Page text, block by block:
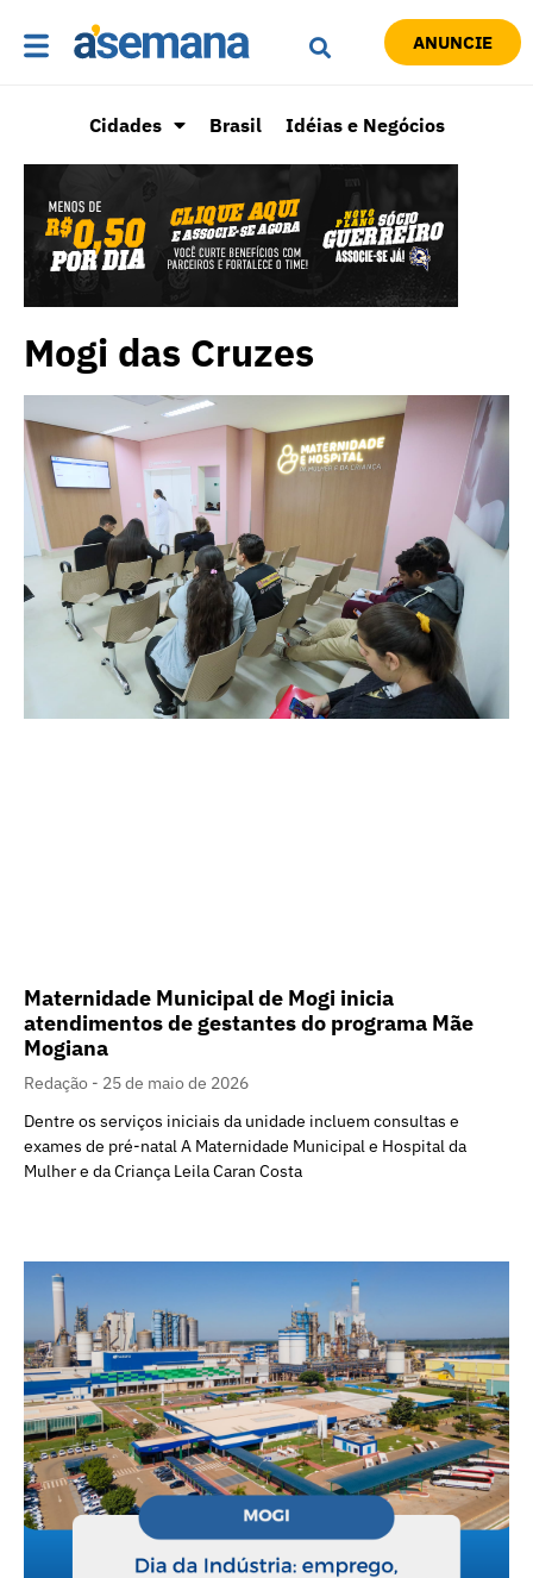
ANUNCIE
Cidades Brasil Idéias e Negócios
Mogi das Cruzes
Maternidade Municipal de Mogi inicia
atendimentos de gestantes do programa Mãe
Mogiana
Redação
25 de maio de 2026
Dentre os serviços iniciais da unidade incluem consultas e
exames de pré-natal A Maternidade Municipal e Hospital da
Mulher e da Criança Leila Caran Costa